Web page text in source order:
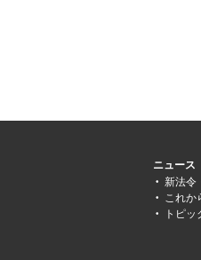
ニュース
新法令
これか
トピッ